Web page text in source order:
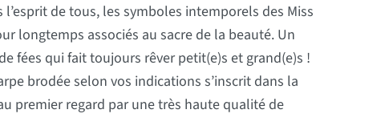
de tous, les symboles intemporels des Miss
longtemps associés au sacre de la beauté. Un
fées qui fait toujours rêver petit(e)s et grand(e)s !
brodée selon vos indications s’inscrit dans la
premier regard par une très haute qualité de